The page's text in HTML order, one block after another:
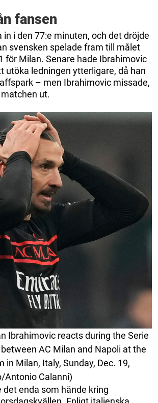
fansen
i den 77:e minuten, och det dröjde
svensken spelade fram till målet
för Milan. Senare hade Ibrahimovic
utöka ledningen ytterligare, då han
– men Ibrahimovic missade,
ut.
Ibrahimovic reacts during the Serie
AC Milan and Napoli at the
in Milan, Italy, Sunday, Dec. 19,
Antonio Calanni)
det enda som hände kring